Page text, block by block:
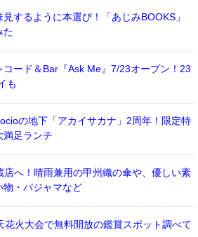
するように本選び！「あじみBOOKS」
た
コード＆Bar『Ask Me』7/23オープン！23
も
の地下「アカイサカナ」2周年！限定特
満足ランチ
店へ！晴雨兼用の甲州織の傘や、優しい素
物・パジャマなど
花火大会で無料開放の鑑賞スポット調べて